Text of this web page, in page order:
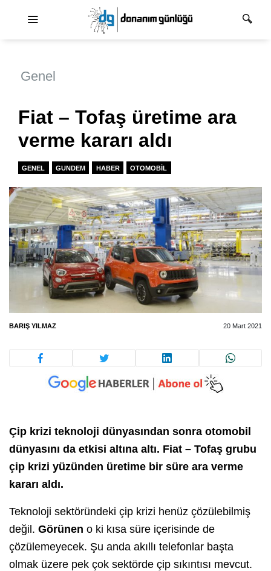
Genel
Fiat – Tofaş üretime ara
verme kararı aldı
GENEL GUNDEM HABER OTOMOBIL
BARIŞ YILMAZ 20 Mart 2021
Çip krizi teknoloji dünyasından sonra otomobil
dünyasını da etkisi altına altı. Fiat – Tofaş grubu
çip krizi yüzünden üretime bir süre ara verme
kararı aldı.
Teknoloji sektöründeki çip krizi henüz çözülebilmiş
değil. Görünen o ki kısa süre içerisinde de
çözülemeyecek. Şu anda akıllı telefonlar başta
olmak üzere pek çok sektörde çip sıkıntısı mevcut.